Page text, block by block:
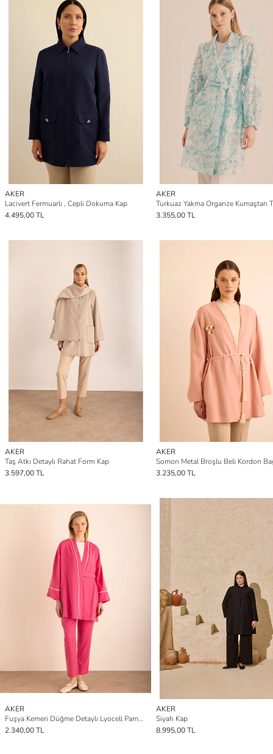
AKER
Lacivert Fermuarlı , Cepli Dokuma Kap
4.495,00 TL
AKER
3.355,00 TL
AKER
Taş Atkı Detaylı Rahat Form Kap
3.597,00 TL
AKER
3.235,00 TL
AKER
Fuşya Kemeri Düğme Detaylı Lyocell Pamuk Kap
2.340,00 TL
AKER
Siyah Kap
8.995,00 TL